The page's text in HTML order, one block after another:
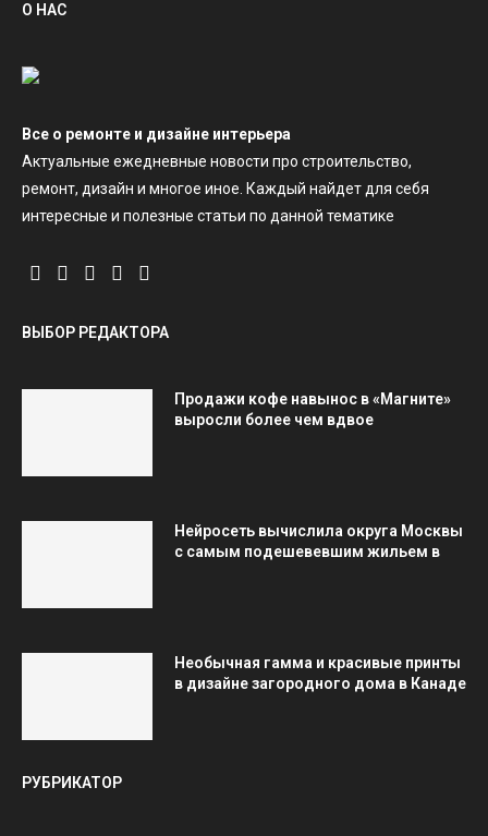
О НАС
Все о ремонте и дизайне интерьера
Актуальные ежедневные новости про строительство,
ремонт, дизайн и многое иное. Каждый найдет для себя
интересные и полезные статьи по данной тематике
ВЫБОР РЕДАКТОРА
Продажи кофе навынос в «Магните»
выросли более чем вдвое
Нейросеть вычислила округа Москвы
с самым подешевевшим жильем в
Необычная гамма и красивые принты
в дизайне загородного дома в Канаде
РУБРИКАТОР